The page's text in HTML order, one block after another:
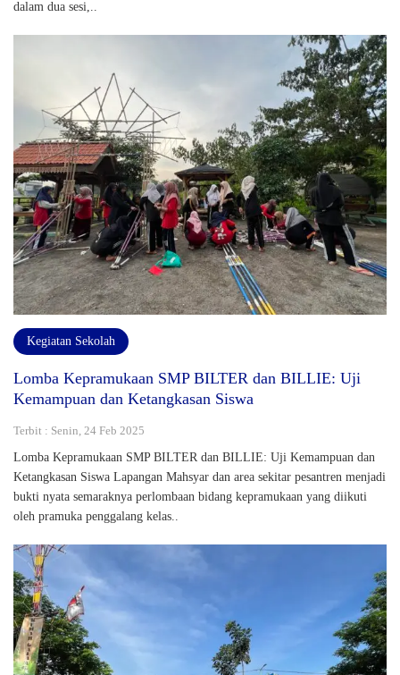
dalam dua sesi,..
Kegiatan Sekolah
Lomba Kepramukaan SMP BILTER dan BILLIE: Uji
Kemampuan dan Ketangkasan Siswa
Terbit : Senin, 24 Feb 2025
Lomba Kepramukaan SMP BILTER dan BILLIE: Uji Kemampuan dan
Ketangkasan Siswa Lapangan Mahsyar dan area sekitar pesantren menjadi
bukti nyata semaraknya perlombaan bidang kepramukaan yang diikuti
oleh pramuka penggalang kelas..